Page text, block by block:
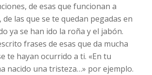
de esas que funcionan a
las que se te quedan pegadas en
ya se han ido la roña y el jabón.
frases de esas que da mucha
te hayan ocurrido a ti. «En tu
nacido una tristeza…» por ejemplo.